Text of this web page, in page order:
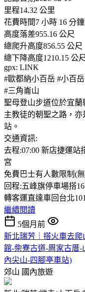
里程14.32 公里
花費時間7 小時 16 分鐘
高度落差955.16 公尺
總爬升高度856.55 公尺
總下降高度1210.15 公尺
gpx: LINK
#歐都納小百岳 #小百
#三角崙山
聖母登山步道位於宜
主教徒的朝聖之路，
站。
交通資訊:
去程:07:00 新店捷運站
宮
免費巴士有人數限制(
回程:五峰旗停車場搭
轉客運直達車回台北
繼續閱讀
5個月前
新北瑞芳｜搭火車去
館-柴寮古道-周家古厝
內尖山-四腳亭車站)
郊山 國內旅遊